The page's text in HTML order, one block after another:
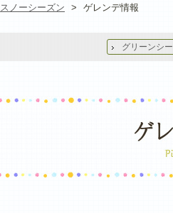
スノーシーズン > ゲレンデ情報
グリーンシ